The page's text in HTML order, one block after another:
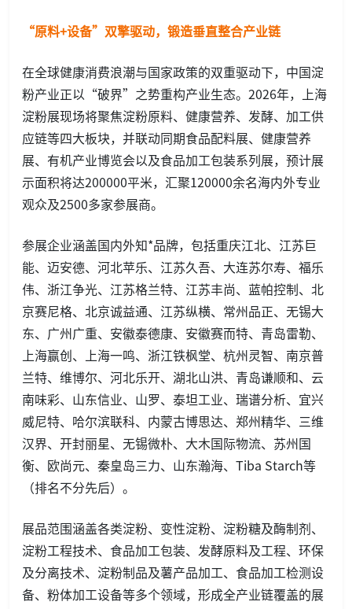
“原料+设备”双擎驱动，锻造垂直整合产业链
在全球健康消费浪潮与国家政策的双重驱动下，中国淀
粉产业正以“破界”之势重构产业生态。2026年，上海
淀粉展现场将聚焦淀粉原料、健康营养、发酵、加工供
应链等四大板块，并联动同期食品配料展、健康营养
展、有机产业博览会以及食品加工包装系列展，预计展
示面积将达200000平米，汇聚120000余名海内外专业
观众及2500多家参展商。
参展企业涵盖国内外知*品牌，包括重庆江北、江苏巨
能、迈安德、河北苹乐、江苏久吾、大连苏尔寿、福乐
伟、浙江争光、江苏格兰特、江苏丰尚、蓝帕控制、北
京赛尼格、北京诚益通、江苏纵横、常州品正、无锡大
东、广州广重、安徽泰德康、安徽赛而特、青岛雷勒、
上海赢创、上海一鸣、浙江铁枫堂、杭州灵智、南京普
兰特、维博尔、河北乐开、湖北山洪、青岛谦顺和、云
南味彩、山东信业、山罗、泰坦工业、瑞谱分析、宜兴
威尼特、哈尔滨联科、内蒙古博思达、郑州精华、三维
汉界、开封丽星、无锡微朴、大木国际物流、苏州国
衡、欧尚元、秦皇岛三力、山东瀚海、Tiba Starch等
（排名不分先后）。
展品范围涵盖各类淀粉、变性淀粉、淀粉糖及酶制剂、
淀粉工程技术、食品加工包装、发酵原料及工程、环保
及分离技术、淀粉制品及薯产品加工、食品加工检测设
备、粉体加工设备等多个领域，形成全产业链覆盖的展